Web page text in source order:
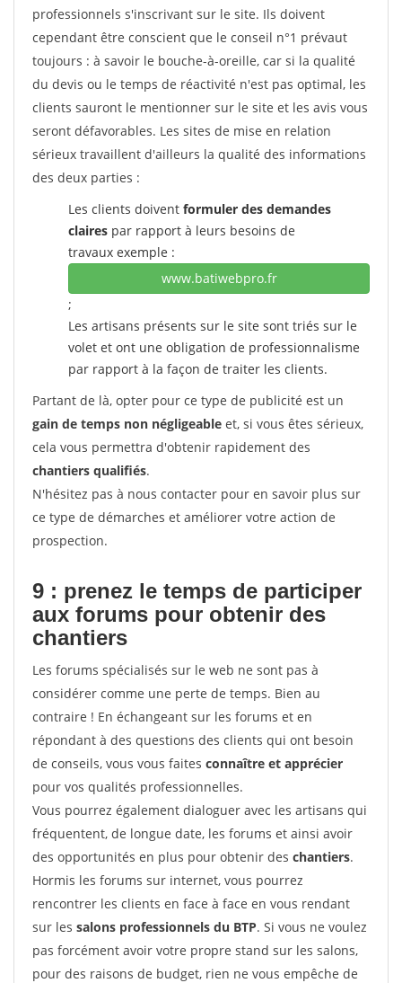
professionnels s'inscrivant sur le site. Ils doivent
cependant être conscient que le conseil n°1 prévaut
toujours : à savoir le bouche-à-oreille, car si la qualité
du devis ou le temps de réactivité n'est pas optimal, les
clients sauront le mentionner sur le site et les avis vous
seront défavorables. Les sites de mise en relation
sérieux travaillent d'ailleurs la qualité des informations
des deux parties :
Les clients doivent formuler des demandes
claires par rapport à leurs besoins de
travaux exemple :
www.batiwebpro.fr
;
Les artisans présents sur le site sont triés sur le
volet et ont une obligation de professionnalisme
par rapport à la façon de traiter les clients.
Partant de là, opter pour ce type de publicité est un
gain de temps non négligeable et, si vous êtes sérieux,
cela vous permettra d'obtenir rapidement des
chantiers qualifiés.
N'hésitez pas à nous contacter pour en savoir plus sur
ce type de démarches et améliorer votre action de
prospection.
9 : prenez le temps de participer
aux forums pour obtenir des
chantiers
Les forums spécialisés sur le web ne sont pas à
considérer comme une perte de temps. Bien au
contraire ! En échangeant sur les forums et en
répondant à des questions des clients qui ont besoin
de conseils, vous vous faites connaître et apprécier
pour vos qualités professionnelles.
Vous pourrez également dialoguer avec les artisans qui
fréquentent, de longue date, les forums et ainsi avoir
des opportunités en plus pour obtenir des chantiers.
Hormis les forums sur internet, vous pourrez
rencontrer les clients en face à face en vous rendant
sur les salons professionnels du BTP. Si vous ne voulez
pas forcément avoir votre propre stand sur les salons,
pour des raisons de budget, rien ne vous empêche de